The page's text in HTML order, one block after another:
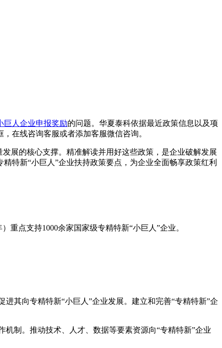
巨人企业申报奖励的问题。华夏泰科依据最近政策信息以及项
在线咨询客服或者添加客服微信咨询。
展的核心支撑。精准解读并用好这些政策，是企业破解发展
特新“小巨人”企业扶持政策要点，为企业全面畅享政策红利
点支持1000余家国家级专精特新“小巨人”企业。
进其向专精特新“小巨人”企业发展。建立和完善“专精特新”企
制。推动技术、人才、数据等要素资源向“专精特新”企业